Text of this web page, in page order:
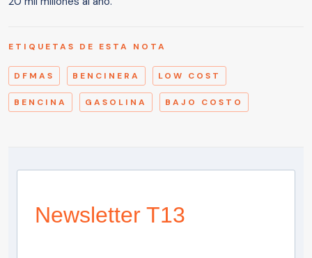
ETIQUETAS DE ESTA NOTA
DFMAS BENCINERA LOW COST
BENCINA GASOLINA BAJO COSTO
Newsletter T13